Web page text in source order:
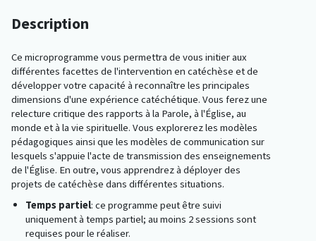
Description
Ce microprogramme vous permettra de vous initier aux
différentes facettes de l'intervention en catéchèse et de
développer votre capacité à reconnaître les principales
dimensions d'une expérience catéchétique. Vous ferez une
relecture critique des rapports à la Parole, à l'Église, au
monde et à la vie spirituelle. Vous explorerez les modèles
pédagogiques ainsi que les modèles de communication sur
lesquels s'appuie l'acte de transmission des enseignements
de l'Église. En outre, vous apprendrez à déployer des
projets de catéchèse dans différentes situations.
Temps partiel: ce programme peut être suivi
uniquement à temps partiel; au moins 2 sessions sont
requises pour le réaliser.